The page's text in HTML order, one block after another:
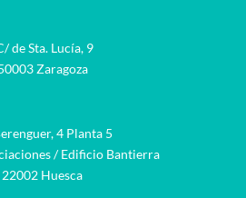
de Sta. Lucía, 9
Zaragoza
4 Planta 5
/ Edificio Bantierra
22002 Huesca